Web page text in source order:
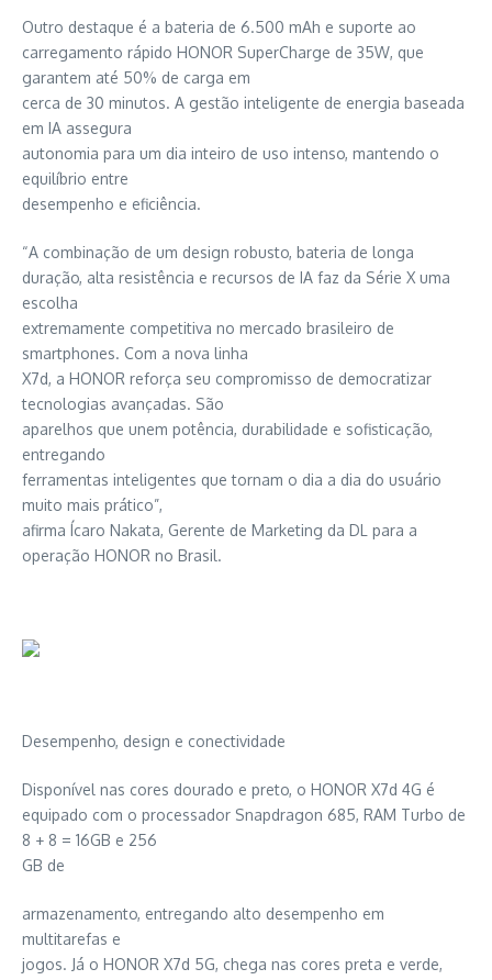
Outro destaque é a bateria de 6.500 mAh e suporte ao
carregamento rápido HONOR SuperCharge de 35W, que
garantem até 50% de carga em
cerca de 30 minutos. A gestão inteligente de energia baseada
em IA assegura
autonomia para um dia inteiro de uso intenso, mantendo o
equilíbrio entre
desempenho e eficiência.
“A combinação de um design robusto, bateria de longa
duração, alta resistência e recursos de IA faz da Série X uma
escolha
extremamente competitiva no mercado brasileiro de
smartphones. Com a nova linha
X7d, a HONOR reforça seu compromisso de democratizar
tecnologias avançadas. São
aparelhos que unem potência, durabilidade e sofisticação,
entregando
ferramentas inteligentes que tornam o dia a dia do usuário
muito mais prático”,
afirma Ícaro Nakata, Gerente de Marketing da DL para a
operação HONOR no Brasil.
Desempenho, design e conectividade
Disponível nas cores dourado e preto, o HONOR X7d 4G é
equipado com o processador Snapdragon 685, RAM Turbo de
8 + 8 = 16GB e 256
GB de
armazenamento, entregando alto desempenho em
multitarefas e
jogos. Já o HONOR X7d 5G, chega nas cores preta e verde,